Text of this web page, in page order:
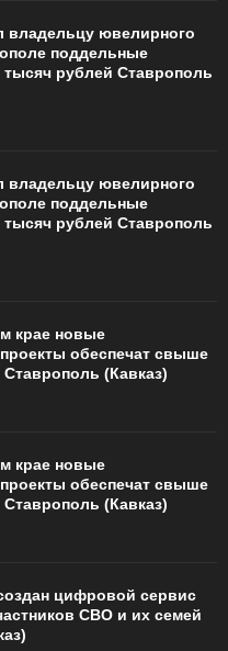
владельцу ювелирного
поддельные
тысяч рублей Ставрополь
владельцу ювелирного
поддельные
тысяч рублей Ставрополь
крае новые
обеспечат свыше
(Кавказ)
крае новые
обеспечат свыше
(Кавказ)
цифровой сервис
СВО и их семей